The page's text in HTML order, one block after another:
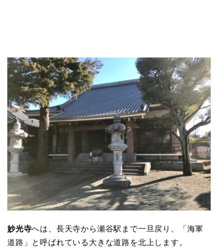
妙光寺へは、長天寺から瀬谷駅まで一旦戻り、「海軍
道路」と呼ばれている大きな道路を北上します。